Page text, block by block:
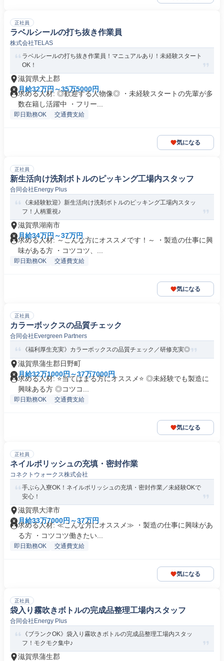
正社員
ラベルシールの打ち抜き作業員
株式会社TELAS
ラベルシールの打ち抜き作業員！マニュアルあり！未経験スタート
OK！
滋賀県犬上郡
月給32万円～35万5000円
求める人材: ◎歓迎する人物像◎ ・未経験スタートの先輩が多
数在籍し活躍中 ・フリー...
即日勤務OK 交通費支給
気になる
正社員
新生活向け洗剤ボトルのピッキング工場内スタッフ
合同会社Energy Plus
《未経験歓迎》新生活向け洗剤ボトルのピッキング工場内スタッ
フ！人柄重視♪
滋賀県湖南市
月給34万円～37万円
求める人材: ～こんな方にオススメです！～ ・製造の仕事に興
味がある方 ・コツコツ、...
即日勤務OK 交通費支給
気になる
正社員
カラーボックスの品質チェック
合同会社Evergreen Partners
《福利厚生充実》カラーボックスの品質チェック／研修充実◎
滋賀県蒲生郡日野町
月給32万1000円～37万7000円
求める人材: ⭐️当てはまる方にオススメ⭐️ ◎未経験でも製造に
興味ある方 ◎コツコ...
即日勤務OK 交通費支給
気になる
正社員
ネイルポリッシュの充填・密封作業
コネクトウォークス株式会社
手ぶら入寮OK！ネイルポリッシュの充填・密封作業／未経験OKで
安心！
滋賀県大津市
月給33万7000円～37万円
求める人材: ≪こんな方にオススメ≫ ・製造の仕事に興味があ
る方 ・コツコツ働きたい...
即日勤務OK 交通費支給
気になる
正社員
袋入り霧吹きボトルの完成品整理工場内スタッフ
合同会社Energy Plus
《ブランクOK》袋入り霧吹きボトルの完成品整理工場内スタッ
フ！モクモク集中♪
滋賀県蒲生郡